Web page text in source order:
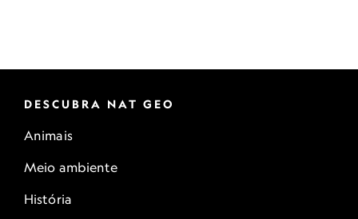
DESCUBRA NAT GEO
Animais
Meio ambiente
História